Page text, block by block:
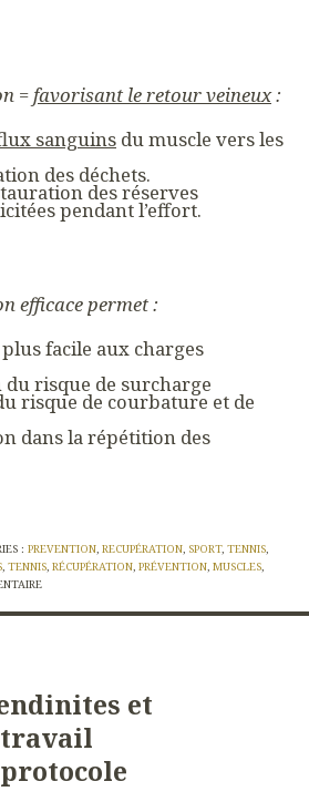
=favorisant le retour veineux:
sanguins du muscle vers les
des déchets.
des réserves
pendant l’effort.
efficace permet :
facile aux charges
risque de surcharge
risque de courbature et de
dans la répétition des
: PREVENTION, RECUPÉRATION, SPORT, TENNIS,
,TENNIS,RÉCUPÉRATION,PRÉVENTION,MUSCLES,
et
travail